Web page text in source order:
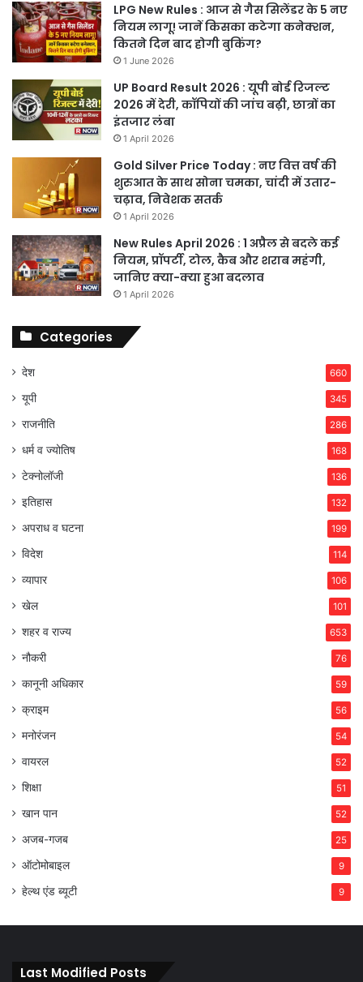
LPG New Rules : आज से गैस सिलेंडर के 5 नए
नियम लागू! जानें किसका कटेगा कनेक्शन,
कितने दिन बाद होगी बुकिंग?
1 June 2026
UP Board Result 2026 : यूपी बोर्ड रिजल्ट
2026 में देरी, कॉपियों की जांच बढ़ी, छात्रों का
इंतजार लंबा
1 April 2026
Gold Silver Price Today : नए वित्त वर्ष की
शुरुआत के साथ सोना चमका, चांदी में उतार-
चढ़ाव, निवेशक सतर्क
1 April 2026
New Rules April 2026 : 1 अप्रैल से बदले कई
नियम, प्रॉपर्टी, टोल, कैब और शराब महंगी,
जानिए क्या-क्या हुआ बदलाव
1 April 2026
Categories
देश 660
यूपी 345
राजनीति 286
धर्म व ज्योतिष 168
टेक्नोलॉजी 136
इतिहास 132
अपराध व घटना 199
विदेश 114
व्यापार 106
खेल 101
शहर व राज्य 653
नौकरी 76
कानूनी अधिकार 59
क्राइम 56
मनोरंजन 54
वायरल 52
शिक्षा 51
खान पान 52
अजब-गजब 25
ऑटोमोबाइल 9
हेल्थ एंड ब्यूटी 9
Last Modified Posts